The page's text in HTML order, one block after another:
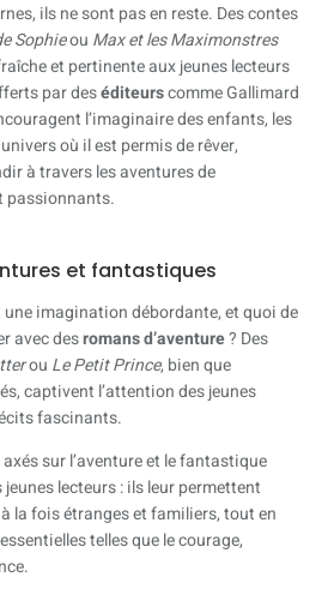
ils ne sont pas en reste. Des contes
Sophieou Max et les Maximonstres
et pertinente aux jeunes lecteurs
par deséditeurscomme Gallimard
l’imaginaire des enfants, les
où il est permis de rêver,
à travers les aventures de
passionnants.
et fantastiques
une imagination débordante, et quoi de
avec desromans d’aventure? Des
ou Le Petit Prince, bien que
captivent l’attention des jeunes
fascinants.
sur l’aventure et le fantastique
lecteurs : ils leur permettent
la fois étranges et familiers, tout en
telles que le courage,